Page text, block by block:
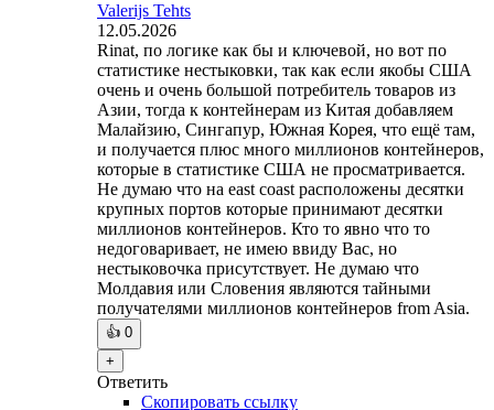
Valerijs Tehts
12.05.2026
Rinat, по логике как бы и ключевой, но вот по
статистике нестыковки, так как если якобы США
очень и очень большой потребитель товаров из
Азии, тогда к контейнерам из Китая добавляем
Малайзию, Сингапур, Южная Корея, что ещё там,
и получается плюс много миллионов контейнеров,
которые в статистике США не просматривается.
Не думаю что на east coast расположены десятки
крупных портов которые принимают десятки
миллионов контейнеров. Кто то явно что то
недоговаривает, не имею ввиду Вас, но
нестыковочка присутствует. Не думаю что
Молдавия или Словения являются тайными
получателями миллионов контейнеров from Asia.
👍 0
+
Ответить
Скопировать ссылку